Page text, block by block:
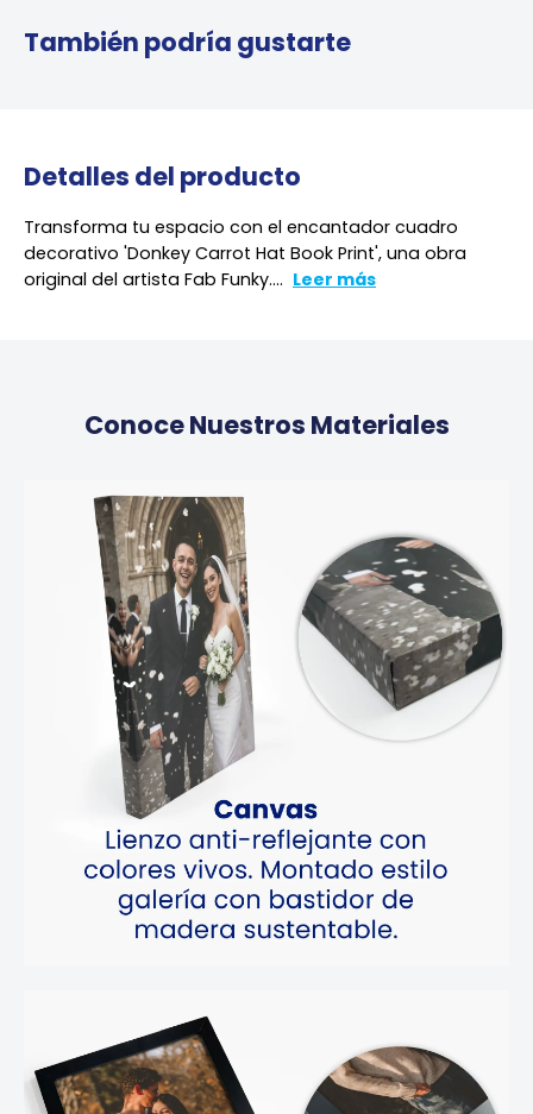
También podría gustarte
Detalles del producto
Transforma tu espacio con el encantador cuadro
decorativo 'Donkey Carrot Hat Book Print', una obra
original del artista Fab Funky.... Leer más
Conoce Nuestros Materiales